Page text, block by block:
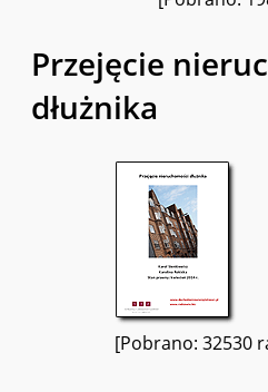
Przejęcie
dłużnika
[Pobrano: 32530